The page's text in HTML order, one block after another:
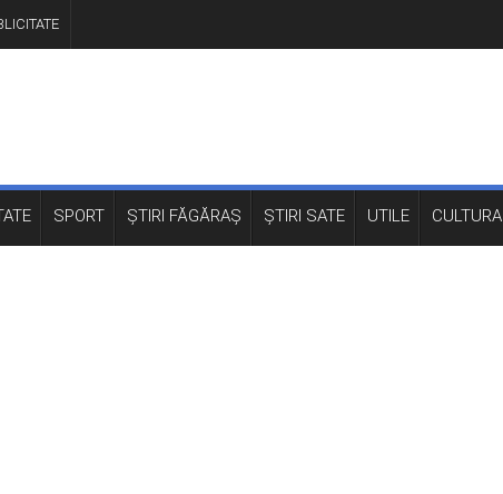
SPORT ȘTIRI FĂGĂRAȘ ȘTIRI SATE UTILE CULTURA